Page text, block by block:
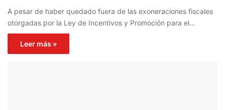
A pesar de haber quedado fuera de las exoneraciones fiscales
otorgadas por la Ley de Incentivos y Promoción para el…
Leer más »